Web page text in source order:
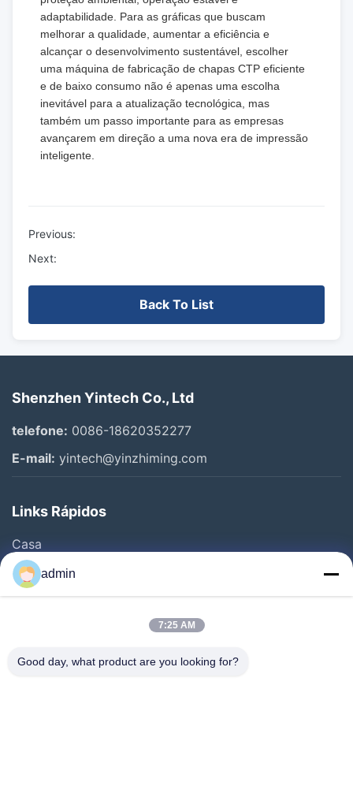
adaptabilidade. Para as gráficas que buscam
melhorar a qualidade, aumentar a eficiência e
alcançar o desenvolvimento sustentável, escolher
uma máquina de fabricação de chapas CTP eficiente
e de baixo consumo não é apenas uma escolha
inevitável para a atualização tecnológica, mas
também um passo importante para as empresas
avançarem em direção a uma nova era de impressão
inteligente.
Previous:
Next:
Back To List
Shenzhen Yintech Co., Ltd
telefone: 0086-18620352277
E-mail: yintech@yinzhiming.com
Links Rápidos
Casa
Produtos
Vídeos
Excursão Da Fábrica
admin
7:25 AM
Good day, what product are you looking for?